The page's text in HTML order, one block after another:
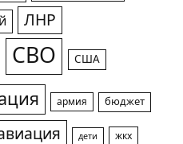
ЛНР
СВО США
армия бюджет
дети жкх